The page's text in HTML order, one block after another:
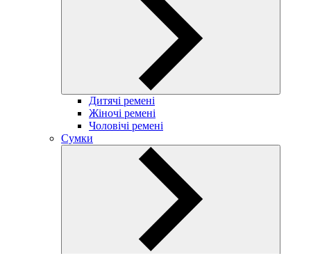
Дитячі ремені
Жіночі ремені
Чоловічі ремені
Сумки